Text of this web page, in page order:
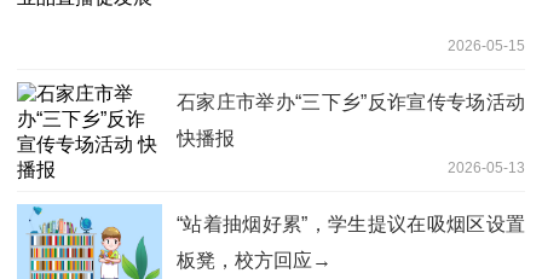
2026-05-15
石家庄市举办“三下乡”反诈宣传专场活动
快播报
2026-05-13
“站着抽烟好累”，学生提议在吸烟区设置
板凳，校方回应→